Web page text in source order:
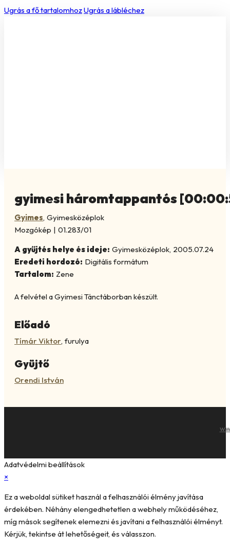
Ugrás a fő tartalomhozUgrás a lábléchez
gyimesi háromtappantós
Gyimes, Gyimesközéplok
Mozgókép | 01.283/01
A gyűjtés helye és ideje: Gyimesközéplok, 2005.07.24
Eredeti hordozó: Digitális formátum
Tartalom: Zene
A felvétel a Gyimesi Tánctáborban készült.
Előadó
Tímár Viktor, furulya
Gyüjtő
Orendi István
Adatvédelmi beállítások
×
Ez a weboldal sütiket használ a felhasználói élmény javítása
érdekében. Néhány elengedhetetlen a webhely működéséhez,
míg mások segítenek elemezni és javítani a felhasználói élményt.
Kérjük, tekintse át lehetőségeit, és válasszon.